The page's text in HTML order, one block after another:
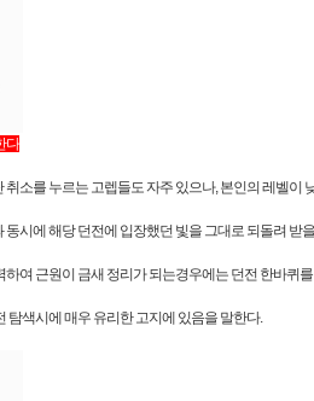
다
취소를 누르는 고렙들도 자주 있으나, 본인의 레벨
동시에 해당 던전에 입장했던 빛을 그대로 되돌려 받
하여 근원이 금새 정리가 되는경우에는 던전 한바퀴
탐색시에 매우 유리한 고지에 있음을 말한다.